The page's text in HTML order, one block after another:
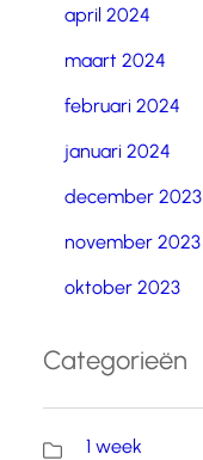
april 2024
maart 2024
februari 2024
januari 2024
december 2023
november 2023
oktober 2023
Categorieën
1 week